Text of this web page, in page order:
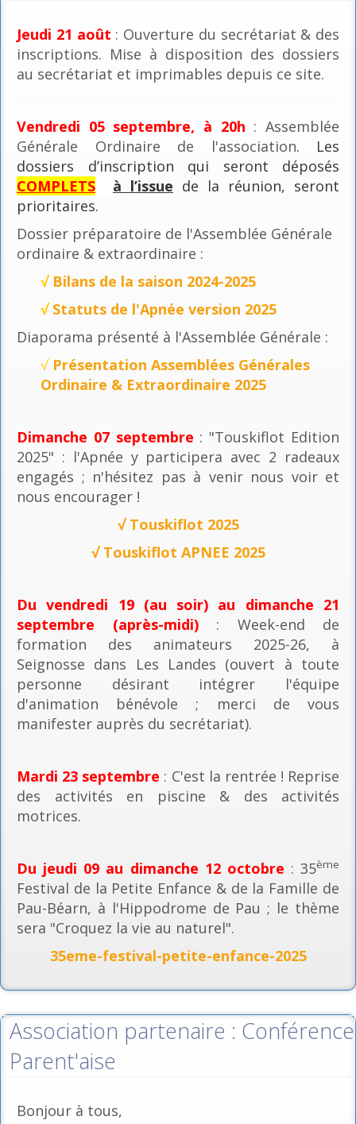
Jeudi 21 août : Ouverture du secrétariat & des
inscriptions. Mise à disposition des dossiers
au secrétariat et imprimables depuis ce site.
Vendredi 05 septembre, à 20h : Assemblée
Générale Ordinaire de l'association. Les
dossiers d’inscription qui seront déposés
COMPLETS
à l’issue de la réunion, seront
prioritaires.
Dossier préparatoire de l'Assemblée Générale
ordinaire & extraordinaire :
√ Bilans de la saison 2024-2025
√ Statuts de l'Apnée version 2025
Diaporama présenté à l'Assemblée Générale :
√ Présentation Assemblées Générales
Ordinaire & Extraordinaire 2025
Dimanche 07 septembre : "Touskiflot Edition
2025" : l'Apnée y participera avec 2 radeaux
engagés ; n'hésitez pas à venir nous voir et
nous encourager !
√ Touskiflot 2025
√ Touskiflot APNEE 2025
Du vendredi 19 (au soir) au dimanche 21
septembre (après-midi): Week-end de
formation des animateurs 2025-26, à
Seignosse dans Les Landes (ouvert à toute
personne désirant intégrer l'équipe
d'animation bénévole ; merci de vous
manifester auprès du secrétariat).
Mardi 23 septembre : C'est la rentrée ! Reprise
des activités en piscine & des activités
motrices.
Du jeudi 09 au dimanche 12 octobre : 35ème
Festival de la Petite Enfance & de la Famille de
Pau-Béarn, à l'Hippodrome de Pau ; le thème
sera "Croquez la vie au naturel".
35eme-festival-petite-enfance-2025
Association partenaire : Conférence
Parent'aise
Bonjour à tous,